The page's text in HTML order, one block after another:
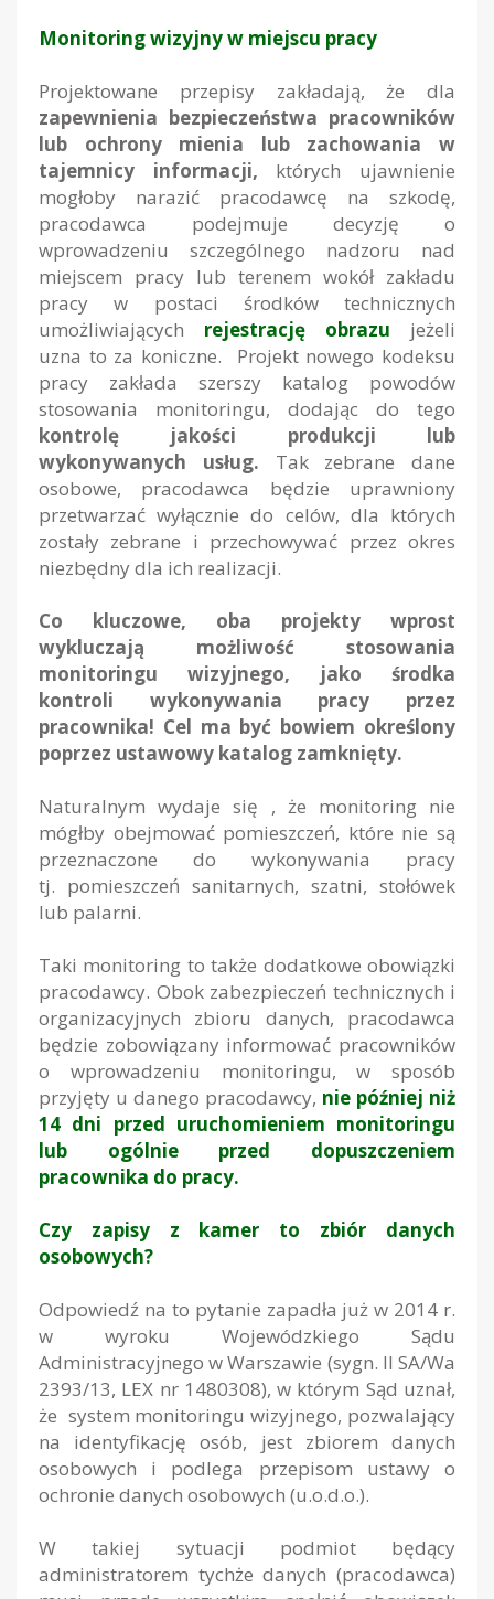
Monitoring wizyjny w miejscu pracy
Projektowane przepisy zakładają, że dla
zapewnienia bezpieczeństwa pracowników
lub ochrony mienia lub zachowania w
tajemnicy informacji, których ujawnienie
mogłoby narazić pracodawcę na szkodę,
pracodawca podejmuje decyzję o
wprowadzeniu szczególnego nadzoru nad
miejscem pracy lub terenem wokół zakładu
pracy w postaci środków technicznych
umożliwiających rejestrację obrazu jeżeli
uzna to za koniczne. Projekt nowego kodeksu
pracy zakłada szerszy katalog powodów
stosowania monitoringu, dodając do tego
kontrolę jakości produkcji lub
wykonywanych usług. Tak zebrane dane
osobowe, pracodawca będzie uprawniony
przetwarzać wyłącznie do celów, dla których
zostały zebrane i przechowywać przez okres
niezbędny dla ich realizacji.
Co kluczowe, oba projekty wprost
wykluczają możliwość stosowania
monitoringu wizyjnego, jako środka
kontroli wykonywania pracy przez
pracownika! Cel ma być bowiem określony
poprzez ustawowy katalog zamknięty.
Naturalnym wydaje się , że monitoring nie
mógłby obejmować pomieszczeń, które nie są
przeznaczone do wykonywania pracy
tj. pomieszczeń sanitarnych, szatni, stołówek
lub palarni.
Taki monitoring to także dodatkowe obowiązki
pracodawcy. Obok zabezpieczeń technicznych i
organizacyjnych zbioru danych, pracodawca
będzie zobowiązany informować pracowników
o wprowadzeniu monitoringu, w sposób
przyjęty u danego pracodawcy, nie później niż
14 dni przed uruchomieniem monitoringu
lub ogólnie przed dopuszczeniem
pracownika do pracy.
Czy zapisy z kamer to zbiór danych
osobowych?
Odpowiedź na to pytanie zapadła już w 2014 r.
w wyroku Wojewódzkiego Sądu
Administracyjnego w Warszawie (sygn. II SA/Wa
2393/13, LEX nr 1480308), w którym Sąd uznał,
że system monitoringu wizyjnego, pozwalający
na identyfikację osób, jest zbiorem danych
osobowych i podlega przepisom ustawy o
ochronie danych osobowych (u.o.d.o.).
W takiej sytuacji podmiot będący
administratorem tychże danych (pracodawca)